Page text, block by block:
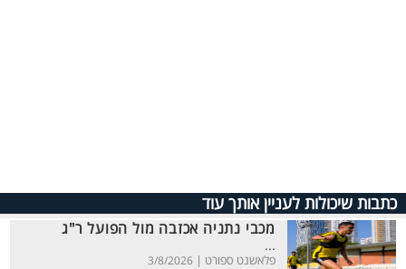
כתבות שיכולות לעניין אותך עוד
מכבי נתניה אכזבה מול הפועל ר"ג
...
פלאשנט ספורט | 3/8/2026